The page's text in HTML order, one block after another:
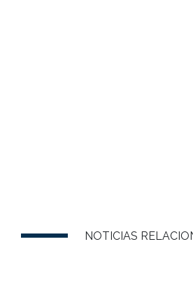
NOTICIAS